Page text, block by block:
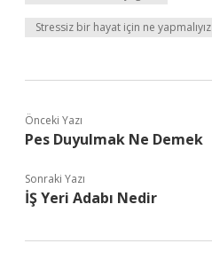
Stressiz bir hayat için ne yapmalıyız
Önceki Yazı
Pes Duyulmak Ne Demek
Sonraki Yazı
İŞ Yeri Adabı Nedir